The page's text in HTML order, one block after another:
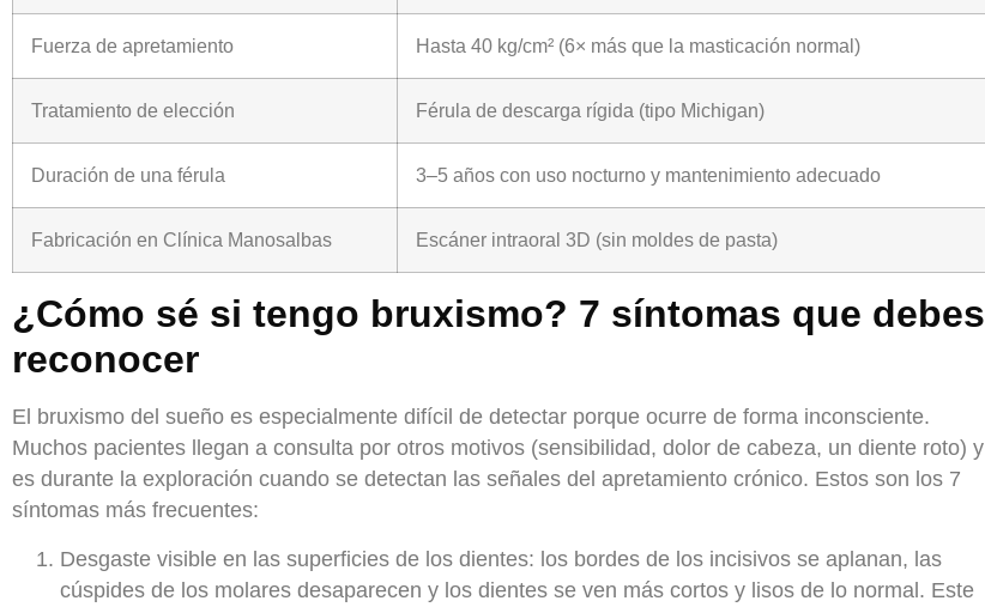
Fuerza de apretamiento Hasta 40 kg/cm² (6× más que la masticación normal)
Tratamiento de elección Férula de descarga rígida (tipo Michigan)
Duración de una férula 3–5 años con uso nocturno y mantenimiento adecuado
Fabricación en Clínica Manosalbas Escáner intraoral 3D (sin moldes de pasta)
¿Cómo sé si tengo bruxismo? 7 síntomas que debes
reconocer
El bruxismo del sueño es especialmente difícil de detectar porque ocurre de forma inconsciente.
Muchos pacientes llegan a consulta por otros motivos (sensibilidad, dolor de cabeza, un diente roto) y
es durante la exploración cuando se detectan las señales del apretamiento crónico. Estos son los 7
síntomas más frecuentes:
Desgaste visible en las superficies de los dientes: los bordes de los incisivos se aplanan, las
cúspides de los molares desaparecen y los dientes se ven más cortos y lisos de lo normal. Este